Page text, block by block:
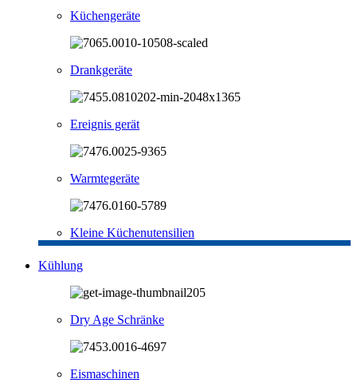
Küchengeräte
Drankgeräte
Ereignis gerät
Warmtegeräte
Kleine Küchenutensilien
Kühlung
Dry Age Schränke
Eismaschinen